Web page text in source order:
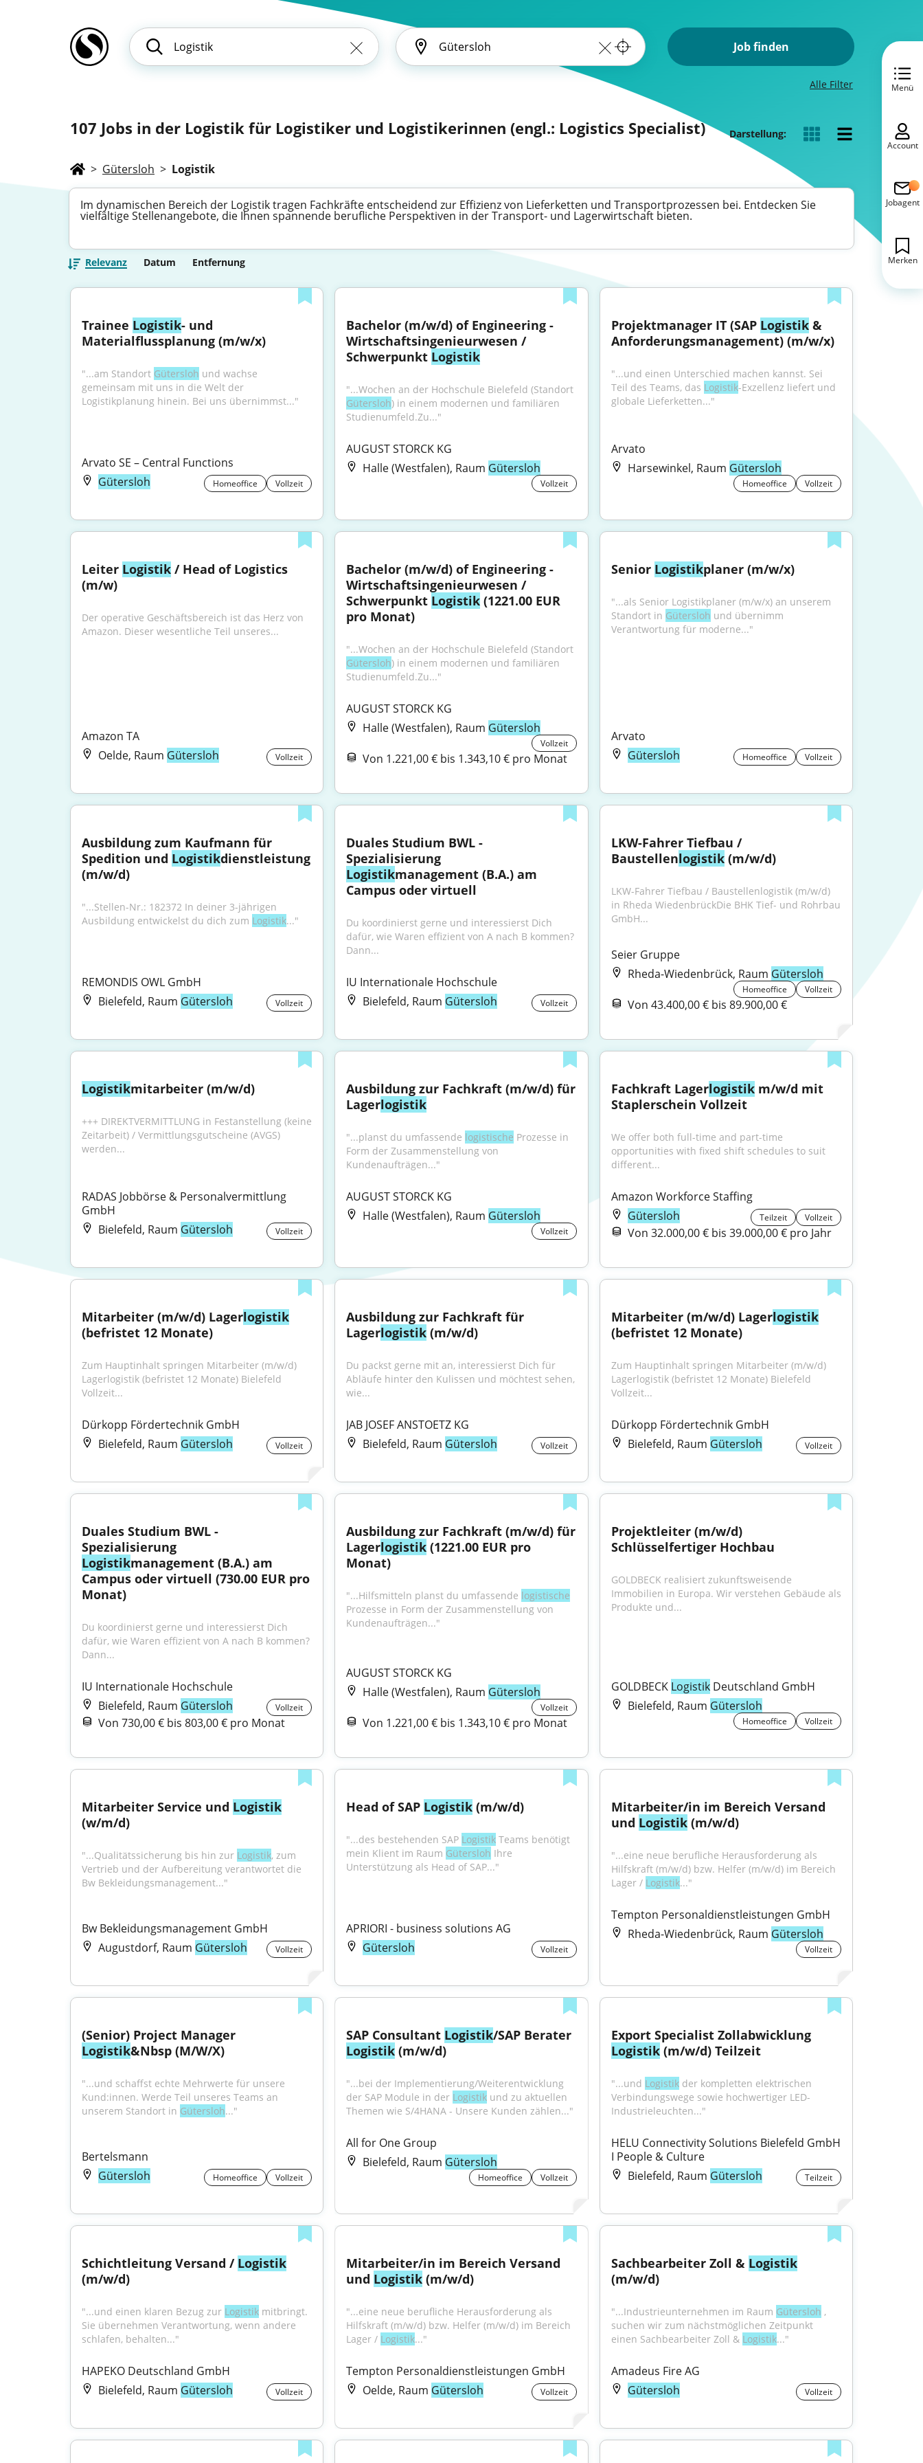
Job finden
Alle Filter
107 Jobs in der Logistik für Logistiker und Logistikerinnen (engl.: Logistics Specialist) Darstellung:
> Gütersloh > Logistik
Im dynamischen Bereich der Logistik tragen Fachkräfte entscheidend zur Effizienz von Lieferketten und Transportprozessen bei. Entdecken Sie
vielfältige Stellenangebote, die Ihnen spannende berufliche Perspektiven in der Transport- und Lagerwirtschaft bieten.
Relevanz Datum Entfernung
Trainee Logistik- und
Materialflussplanung (m/w/x)
"...am Standort Gütersloh und wachse
gemeinsam mit uns in die Welt der
Logistikplanung hinein. Bei uns übernimmst..."
Arvato SE – Central Functions
Gütersloh
Homeoffice Vollzeit
Bachelor (m/w/d) of Engineering -
Wirtschaftsingenieurwesen /
Schwerpunkt Logistik
Gütersloh) in einem modernen und familiären
Studienumfeld.Zu..."
AUGUST STORCK KG
Halle (Westfalen), Raum Gütersloh
Vollzeit
Projektmanager IT (SAP Logistik &
Anforderungsmanagement) (m/w/x)
"...und einen Unterschied machen kannst. Sei
Teil des Teams, das Logistik-Exzellenz liefert und
globale Lieferketten..."
Arvato
Harsewinkel, Raum Gütersloh
Homeoffice Vollzeit
Leiter Logistik / Head of Logistics
(m/w)
Der operative Geschäftsbereich ist das Herz von
Amazon. Dieser wesentliche Teil unseres...
Amazon TA
Oelde, Raum Gütersloh Vollzeit
Bachelor (m/w/d) of Engineering -
Wirtschaftsingenieurwesen /
Schwerpunkt Logistik (1221.00 EUR
pro Monat)
Gütersloh) in einem modernen und familiären
Studienumfeld.Zu..."
AUGUST STORCK KG
Halle (Westfalen), Raum Gütersloh
Vollzeit
Von 1.221,00 € bis 1.343,10 € pro Monat
Senior Logistikplaner (m/w/x)
"...als Senior Logistikplaner (m/w/x) an unserem
Standort in Gütersloh und übernimm
Verantwortung für moderne..."
Arvato
Gütersloh
Homeoffice Vollzeit
Ausbildung zum Kaufmann für
Spedition und Logistikdienstleistung
(m/w/d)
"...Stellen-Nr.: 182372 In deiner 3-jährigen
Ausbildung entwickelst du dich zum Logistik..."
REMONDIS OWL GmbH
Bielefeld, Raum Gütersloh Vollzeit
Duales Studium BWL -
Logistikmanagement (B.A.) am
Campus oder virtuell
Du koordinierst gerne und interessierst Dich
dafür, wie Waren effizient von A nach B kommen?
Dann...
IU Internationale Hochschule
Bielefeld, Raum Gütersloh Vollzeit
LKW-Fahrer Tiefbau /
Baustellenlogistik (m/w/d)
LKW-Fahrer Tiefbau / Baustellenlogistik (m/w/d)
in Rheda WiedenbrückDie BHK Tief- und Rohrbau
GmbH...
Seier Gruppe
Rheda-Wiedenbrück, Raum Gütersloh
Homeoffice Vollzeit
Von 43.400,00 € bis 89.900,00 €
Logistikmitarbeiter (m/w/d)
+++ DIREKTVERMITTLUNG in Festanstellung (keine
Zeitarbeit) / Vermittlungsgutscheine (AVGS)
werden...
RADAS Jobbörse & Personalvermittlung
GmbH
Bielefeld, Raum Gütersloh Vollzeit
Ausbildung zur Fachkraft (m/w/d) für
Lagerlogistik
"...planst du umfassende logistische Prozesse in
Form der Zusammenstellung von
Kundenaufträgen..."
AUGUST STORCK KG
Halle (Westfalen), Raum Gütersloh
Vollzeit
Fachkraft Lagerlogistik m/w/d mit
Staplerschein Vollzeit
We offer both full-time and part-time
opportunities with fixed shift schedules to suit
different...
Amazon Workforce Staffing
Gütersloh
Teilzeit Vollzeit
Von 32.000,00 € bis 39.000,00 € pro Jahr
Mitarbeiter (m/w/d) Lagerlogistik
(befristet 12 Monate)
Zum Hauptinhalt springen Mitarbeiter (m/w/d)
Lagerlogistik (befristet 12 Monate) Bielefeld
Vollzeit...
Dürkopp Fördertechnik GmbH
Bielefeld, Raum Gütersloh Vollzeit
Ausbildung zur Fachkraft für
Lagerlogistik (m/w/d)
Du packst gerne mit an, interessierst Dich für
Abläufe hinter den Kulissen und möchtest sehen,
wie...
JAB JOSEF ANSTOETZ KG
Bielefeld, Raum Gütersloh Vollzeit
Mitarbeiter (m/w/d) Lagerlogistik
(befristet 12 Monate)
Zum Hauptinhalt springen Mitarbeiter (m/w/d)
Lagerlogistik (befristet 12 Monate) Bielefeld
Vollzeit...
Dürkopp Fördertechnik GmbH
Bielefeld, Raum Gütersloh Vollzeit
Duales Studium BWL -
Logistikmanagement (B.A.) am
Campus oder virtuell (730.00 EUR pro
Monat)
Du koordinierst gerne und interessierst Dich
dafür, wie Waren effizient von A nach B kommen?
Dann...
IU Internationale Hochschule
Bielefeld, Raum Gütersloh Vollzeit
Von 730,00 € bis 803,00 € pro Monat
Ausbildung zur Fachkraft (m/w/d) für
Lagerlogistik (1221.00 EUR pro
Monat)
"...Hilfsmitteln planst du umfassende logistische
Prozesse in Form der Zusammenstellung von
Kundenaufträgen..."
AUGUST STORCK KG
Halle (Westfalen), Raum Gütersloh
Vollzeit
Von 1.221,00 € bis 1.343,10 € pro Monat
Projektleiter (m/w/d)
Schlüsselfertiger Hochbau
GOLDBECK realisiert zukunftsweisende
Immobilien in Europa. Wir verstehen Gebäude als
Produkte und...
GOLDBECK Logistik Deutschland GmbH
Bielefeld, Raum Gütersloh
Homeoffice Vollzeit
Mitarbeiter Service und Logistik
(w/m/d)
"...Qualitätssicherung bis hin zur Logistik, zum
Vertrieb und der Aufbereitung verantwortet die
Bw Bekleidungsmanagement..."
Bw Bekleidungsmanagement GmbH
Augustdorf, Raum Gütersloh Vollzeit
Head of SAP Logistik (m/w/d)
"...des bestehenden SAP Logistik Teams benötigt
mein Klient im Raum Gütersloh Ihre
Unterstützung als Head of SAP..."
APRIORI - business solutions AG
Gütersloh
Vollzeit
Mitarbeiter/in im Bereich Versand
und Logistik (m/w/d)
"...eine neue berufliche Herausforderung als
Hilfskraft (m/w/d) bzw. Helfer (m/w/d) im Bereich
Lager / Logistik..."
Tempton Personaldienstleistungen GmbH
Rheda-Wiedenbrück, Raum Gütersloh
Vollzeit
Logistik&Nbsp (M/W/X)
"...und schaffst echte Mehrwerte für unsere
Kund:innen. Werde Teil unseres Teams an
unserem Standort in Gütersloh..."
Bertelsmann
Gütersloh
Homeoffice Vollzeit
SAP Consultant Logistik
Logistik (m/w/d)
"...bei der Implementierung/Weiterentwicklung
der SAP Module in der Logistik und zu aktuellen
Themen wie S/4HANA - Unsere Kunden zählen..."
All for One Group
Bielefeld, Raum Gütersloh
Homeoffice Vollzeit
Export Specialist Zollabwicklung
Logistik (m/w/d) Teilzeit
"...und Logistik der kompletten elektrischen
Verbindungswege sowie hochwertiger LED-
Industrieleuchten..."
HELU Connectivity Solutions Bielefeld GmbH
I People & Culture
Bielefeld, Raum Gütersloh Teilzeit
Schichtleitung Versand / Logistik
(m/w/d)
"...und einen klaren Bezug zur Logistik mitbringt.
Sie übernehmen Verantwortung, wenn andere
schlafen, behalten..."
HAPEKO Deutschland GmbH
Bielefeld, Raum Gütersloh Vollzeit
Mitarbeiter/in im Bereich Versand
und Logistik (m/w/d)
"...eine neue berufliche Herausforderung als
Hilfskraft (m/w/d) bzw. Helfer (m/w/d) im Bereich
Lager / Logistik..."
Tempton Personaldienstleistungen GmbH
Oelde, Raum Gütersloh Vollzeit
Sachbearbeiter Zoll & Logistik
(m/w/d)
"...Industrieunternehmen im Raum Gütersloh ,
suchen wir zum nächstmöglichen Zeitpunkt
einen Sachbearbeiter Zoll & Logistik..."
Amadeus Fire AG
Gütersloh
Vollzeit
Menü
Account
Jobagent
Merken